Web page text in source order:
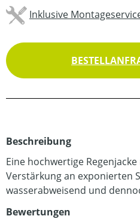
Inklusive
Beschreibung
Eine hochwertige
Verstärkung an exponierten
wasserabweisend und
Bewertungen